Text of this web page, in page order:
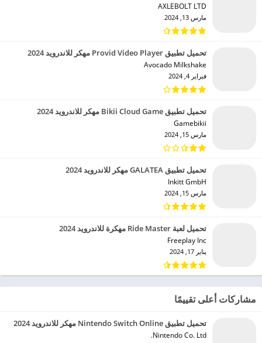
AXLEBOLT LTD‏
مارس 13, 2024
تحميل تطبيق Provid Video Player مهكر للاندرويد 2024
Avocado Milkshake‏
فبراير 4, 2024
تحميل تطبيق Bikii Cloud Game مهكر للاندرويد 2024
Gamebikii‏
مارس 15, 2024
تحميل تطبيق GALATEA مهكر للاندرويد 2024
Inkitt GmbH‏
مارس 15, 2024
تحميل لعبة Ride Master مهكرة للاندرويد 2024
Freeplay Inc‏
يناير 17, 2024
مشاركات أعلى تقييمًا
تحميل تطبيق Nintendo Switch Online مهكر للاندرويد 2024
Nintendo Co. Ltd.‏